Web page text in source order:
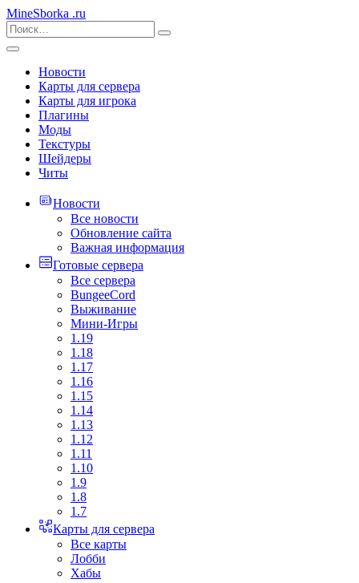
MineSborka .ru
Новости
Карты для сервера
Карты для игрока
Плагины
Моды
Текстуры
Шейдеры
Читы
Новости
Все новости
Обновление сайта
Важная информация
Готовые сервера
Все сервера
BungeeCord
Выживание
Мини-Игры
1.19
1.18
1.17
1.16
1.15
1.14
1.13
1.12
1.11
1.10
1.9
1.8
1.7
Карты для сервера
Все карты
Лобби
Хабы